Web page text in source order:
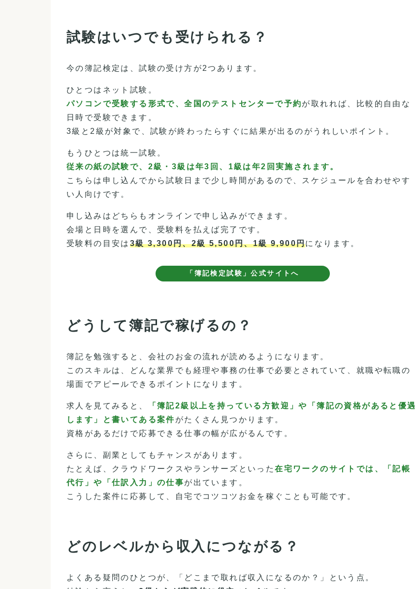
試験はいつでも受けられる？
今の簿記検定は、試験の受け方が2つあります。
ひとつはネット試験。
パソコンで受験する形式で、全国のテストセンターで予約が取れれば、比較的自由な
日時で受験できます。
3級と2級が対象で、試験が終わったらすぐに結果が出るのがうれしいポイント。
もうひとつは統一試験。
従来の紙の試験で、2級・3級は年3回、1級は年2回実施されます。
こちらは申し込んでから試験日まで少し時間があるので、スケジュールを合わせやす
い人向けです。
申し込みはどちらもオンラインで申し込みができます。
会場と日時を選んで、受験料を払えば完了です。
受験料の目安は 3級 3,300円、2級 5,500円、1級 9,900円になります。
「簿記検定試験」公式サイトへ
どうして簿記で稼げるの？
簿記を勉強すると、会社のお金の流れが読めるようになります。
このスキルは、どんな業界でも経理や事務の仕事で必要とされていて、就職や転職の
場面でアピールできるポイントになります。
求人を見てみると、
「簿記2級以上を持っている方歓迎」や「簿記の資格があると優遇
します」と書いてある案件がたくさん見つかります。
資格があるだけで応募できる仕事の幅が広がるんです。
さらに、副業としてもチャンスがあります。
たとえば、クラウドワークスやランサーズといった在宅ワークのサイトでは、「記帳
代行」や「仕訳入力」の仕事が出ています。
こうした案件に応募して、自宅でコツコツお金を稼ぐことも可能です。
どのレベルから収入につながる？
よくある疑問のひとつが、「どこまで取れば収入になるのか？」という点。